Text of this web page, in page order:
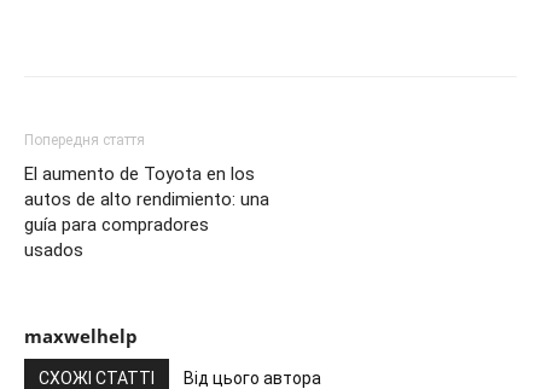
Попередня стаття
El aumento de Toyota en los
autos de alto rendimiento: una
guía para compradores
usados
maxwelhelp
СХОЖІ СТАТТІ Від цього автора